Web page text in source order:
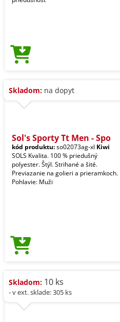
Skladom: na dopyt
Sol's Sporty Tt Men - Spo
kód produktu:so02073ag-xl Kiwi
SOLS Kvalita. 100 % priedušný
polyester. Štýl. Strihané a šité.
Previazanie na golieri a prieramkoch.
Pohlavie: Muži
Skladom: 10 ks
- v ext. sklade: 305 ks